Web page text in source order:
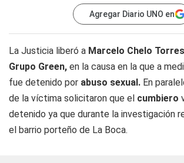
Agregar Diario UNO en
La Justicia liberó a Marcelo Chelo Torres
Grupo Green, en la causa en la que a
fue detenido por abuso sexual. En
de la víctima solicitaron que el cumbiero
detenido ya que durante la investigación
el barrio porteño de La Boca.